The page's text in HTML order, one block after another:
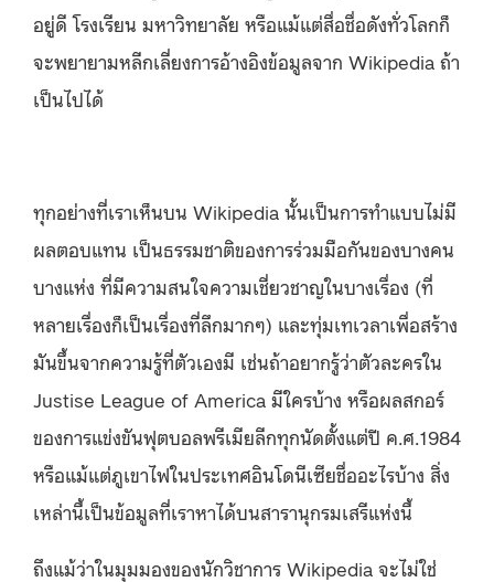
อยู่ดี โรงเรียน มหาวิทยาลัย หรือแม้แต่สื่อชื่อดังทั่วโลกก็
จะพยายามหลีกเลี่ยงการอ้างอิงข้อมูลจาก Wikipedia ถ้า
เป็นไปได้
ทุกอย่างที่เราเห็นบน Wikipedia นั้นเป็นการทำแบบไม่มี
ผลตอบแทน เป็นธรรมชาติของการร่วมมือกันของบางคน
บางแห่ง ที่มีความสนใจความเชี่ยวชาญในบางเรื่อง (ที่
หลายเรื่องก็เป็นเรื่องที่ลึกมากๆ) และทุ่มเทเวลาเพื่อสร้าง
มันขึ้นจากความรู้ที่ตัวเองมี เช่นถ้าอยากรู้ว่าตัวละครใน
Justise League of America มีใครบ้าง หรือผลสกอร์
ของการแข่งขันฟุตบอลพรีเมียลีกทุกนัดตั้งแต่ปี ค.ศ.1984
หรือแม้แต่ภูเขาไฟในประเทศอินโดนีเซียชื่ออะไรบ้าง สิ่ง
เหล่านี้เป็นข้อมูลที่เราหาได้บนสารานุกรมเสรีแห่งนี้
ถึงแม้ว่าในมุมมองของนักวิชาการ Wikipedia จะไม่ใช่